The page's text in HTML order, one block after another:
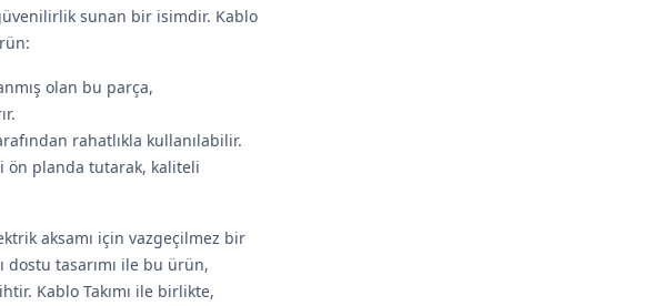
sunan bir isimdir. Kablo
olan bu parça,
rahatlıkla kullanılabilir.
ön planda tutarak, kaliteli
aksamı için vazgeçilmez bir
dostu tasarımı ile bu ürün,
Kablo Takımı ile birlikte,